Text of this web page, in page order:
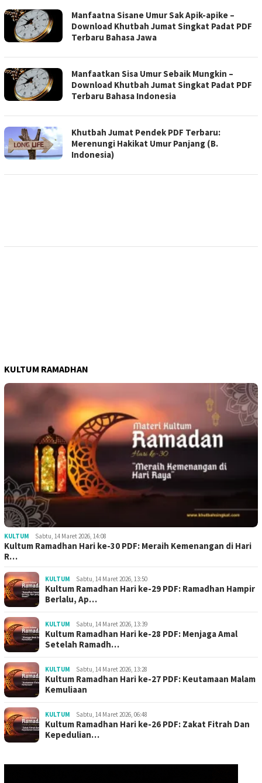
Manfaatna Sisane Umur Sak Apik-apike –
Download Khutbah Jumat Singkat Padat PDF
Terbaru Bahasa Jawa
Manfaatkan Sisa Umur Sebaik Mungkin –
Download Khutbah Jumat Singkat Padat PDF
Terbaru Bahasa Indonesia
Khutbah Jumat Pendek PDF Terbaru:
Merenungi Hakikat Umur Panjang (B.
Indonesia)
KULTUM RAMADHAN
KULTUM Sabtu, 14 Maret 2026, 14:08
Kultum Ramadhan Hari ke-30 PDF: Meraih Kemenangan di Hari
R…
KULTUM Sabtu, 14 Maret 2026, 13:50
Kultum Ramadhan Hari ke-29 PDF: Ramadhan Hampir
Berlalu, Ap…
KULTUM Sabtu, 14 Maret 2026, 13:39
Kultum Ramadhan Hari ke-28 PDF: Menjaga Amal
Setelah Ramadh…
KULTUM Sabtu, 14 Maret 2026, 13:28
Kultum Ramadhan Hari ke-27 PDF: Keutamaan Malam
Kemuliaan
KULTUM Sabtu, 14 Maret 2026, 06:48
Kultum Ramadhan Hari ke-26 PDF: Zakat Fitrah Dan
Kepedulian…